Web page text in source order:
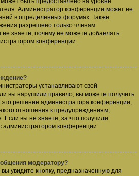
Администратор конференции может не
в определённых форумах. Также
разрешено только членам
знаете, почему не можете добавлять
конференции.
устанавливают свой
вы нарушили правило, вы можете получить
решение администратора конференции,
отношения к предупреждениям,
вы не знаете, за что получили
администратором конференции.
модератору?
увидите кнопку, предназначенную для